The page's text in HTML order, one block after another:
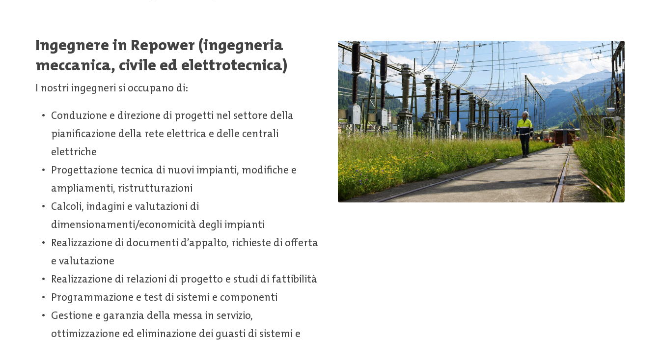
Ingegnere in Repower (ingegneria
meccanica, civile ed elettrotecnica)
I nostri ingegneri si occupano di:
Conduzione e direzione di progetti nel settore della
pianificazione della rete elettrica e delle centrali
elettriche
Progettazione tecnica di nuovi impianti, modifiche e
ampliamenti, ristrutturazioni
Calcoli, indagini e valutazioni di
dimensionamenti/economicità degli impianti
Realizzazione di documenti d’appalto, richieste di offerta
e valutazione
Realizzazione di relazioni di progetto e studi di fattibilità
Programmazione e test di sistemi e componenti
Gestione e garanzia della messa in servizio,
ottimizzazione ed eliminazione dei guasti di sistemi e